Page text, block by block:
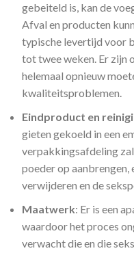
gebeiteld is, kan de
Afval en producten
typische levertijd voor
tot twee weken. Er zijn
helemaal opnieuw
kwaliteitsproblemen.
Eindproduct en
gieten gekoeld in een
verpakkingsafdeling
poeder op aanbrengen,
verwijderen en de
Maatwerk: Er is een
waardoor het proces
verwacht die en die